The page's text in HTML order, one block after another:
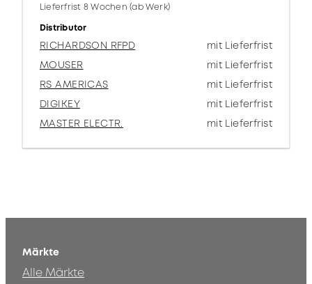
Lieferfrist 8 Wochen (ab Werk)
Distributor
RICHARDSON RFPD
mit Lieferfrist
MOUSER
mit Lieferfrist
RS AMERICAS
mit Lieferfrist
DIGIKEY
mit Lieferfrist
MASTER ELECTR.
mit Lieferfrist
Märkte
Alle Märkte